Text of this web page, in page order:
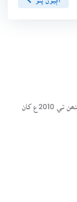
سنڌسلامت ڪتاب گهر ھڪ آن لائين لائبريري آھي، جنھن تي 2010ع کان